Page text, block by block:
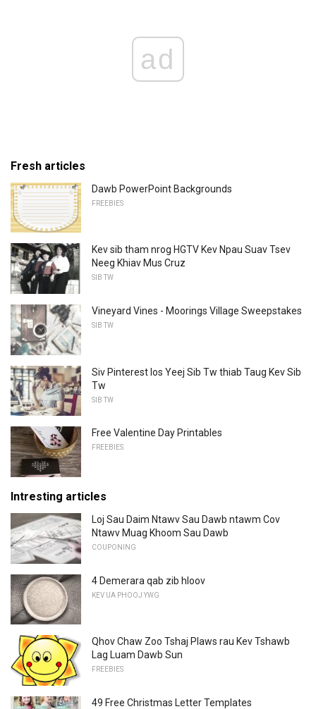
ad
Fresh articles
Dawb PowerPoint Backgrounds
FREEBIES
Kev sib tham nrog HGTV Kev Npau Suav Tsev
Neeg Khiav Mus Cruz
SIB TW
Vineyard Vines - Moorings Village Sweepstakes
SIB TW
Siv Pinterest los Yeej Sib Tw thiab Taug Kev Sib
Tw
SIB TW
Free Valentine Day Printables
FREEBIES
Intresting articles
Loj Sau Daim Ntawv Sau Dawb ntawm Cov
Ntawv Muag Khoom Sau Dawb
COUPONING
4 Demerara qab zib hloov
KEV UA PHOOJ YWG
Qhov Chaw Zoo Tshaj Plaws rau Kev Tshawb
Lag Luam Dawb Sun
FREEBIES
49 Free Christmas Letter Templates